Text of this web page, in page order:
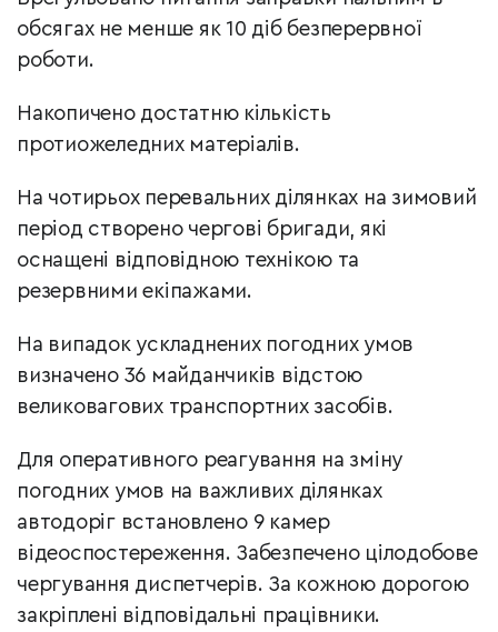
обсягах не менше як 10 діб безперервної
роботи.
Накопичено достатню кількість
протиожеледних матеріалів.
На чотирьох перевальних ділянках на зимовий
період створено чергові бригади, які
оснащені відповідною технікою та
резервними екіпажами.
На випадок ускладнених погодних умов
визначено 36 майданчиків відстою
великовагових транспортних засобів.
Для оперативного реагування на зміну
погодних умов на важливих ділянках
автодоріг встановлено 9 камер
відеоспостереження. Забезпечено цілодобове
чергування диспетчерів. За кожною дорогою
закріплені відповідальні працівники.